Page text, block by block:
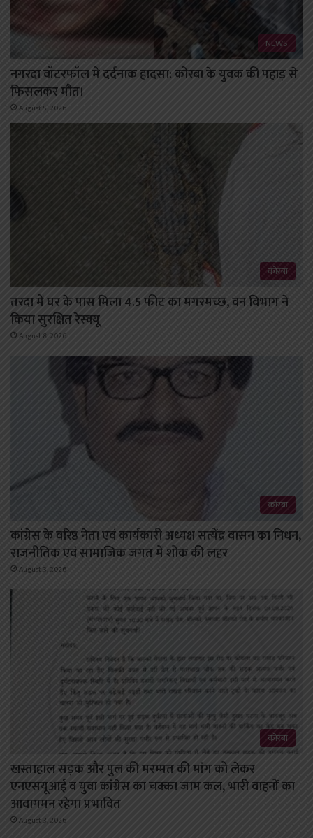
NEWS
नगरदा वॉटरफॉल में दर्दनाक हादसा: कोरबा के युवक की पहाड़ से
फिसलकर मौत।
August 5, 2026
कोरबा
तरदा में घर के पास मिला 4.5 फीट का मगरमच्छ, वन विभाग ने
किया सुरक्षित रेस्क्यू
August 8, 2026
कोरबा
कांग्रेस के वरिष्ठ नेता एवं कार्यकारी अध्यक्ष सत्येंद्र वासन का निधन,
राजनीतिक एवं सामाजिक जगत में शोक की लहर
August 3, 2026
कोरबा
खस्ताहाल सड़क और पुल की मरम्मत की मांग को लेकर
एनएसयूआई व युवा कांग्रेस का चक्का जाम कल, भारी वाहनों का
आवागमन रहेगा प्रभावित
August 3, 2026